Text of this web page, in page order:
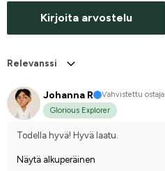
Kirjoita arvostelu
Relevanssi
Johanna R
Vahvistettu ostaja
Glorious Explorer
Todella hyvä! Hyvä laatu.
Näytä alkuperäinen